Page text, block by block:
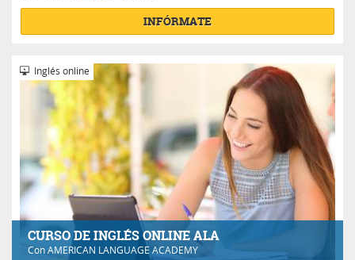
INFÓRMATE
CURSO DE INGLÉS ONLINE ALA
ConAMERICAN LANGUAGE ACADEMY
Inglés online